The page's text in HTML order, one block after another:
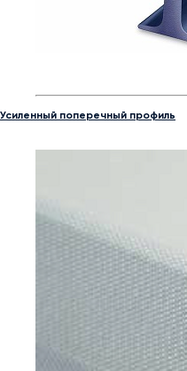
Усиленный поперечный профиль